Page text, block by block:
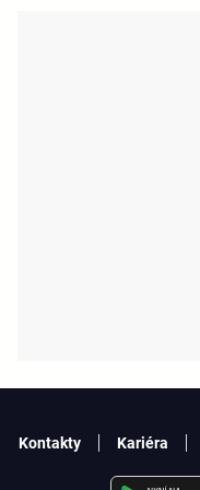
Kontakty Kariéra